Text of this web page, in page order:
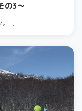
の3〜
...